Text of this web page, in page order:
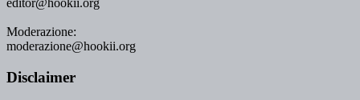
editor@hookii.org
Moderazione:
moderazione@hookii.org
Disclaimer